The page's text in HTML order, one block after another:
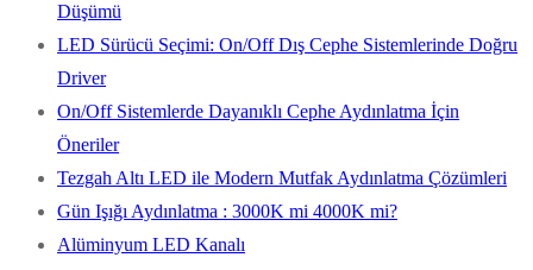
Düşümü
LED Sürücü Seçimi: On/Off Dış Cephe Sistemlerinde Doğru
Driver
On/Off Sistemlerde Dayanıklı Cephe Aydınlatma İçin
Öneriler
Tezgah Altı LED ile Modern Mutfak Aydınlatma Çözümleri
Gün Işığı Aydınlatma : 3000K mi 4000K mi?
Alüminyum LED Kanalı